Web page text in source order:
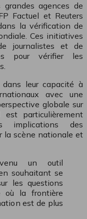
agences de
Factuel et Reuters
la vérification de
Ces initiatives
journalistes et de
pour vérifier les
dans leur capacité à
avec une
globale sur
particulièrement
implications des
la scène nationale et
un outil
souhaitant se
les questions
où la frontière
est de plus